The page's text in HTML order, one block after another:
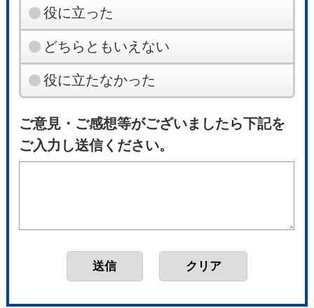
役に立った
どちらともいえない
役に立たなかった
ご意見・ご感想等がございましたら下記を
ご入力し送信ください。